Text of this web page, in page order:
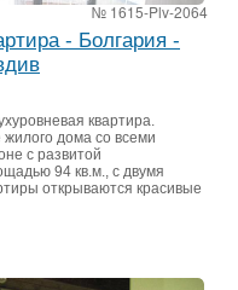
№ 1615-Plv-2064
- Болгария -
квартира.
жилого дома со всеми
с развитой
94 кв.м., с двумя
открываются красивые